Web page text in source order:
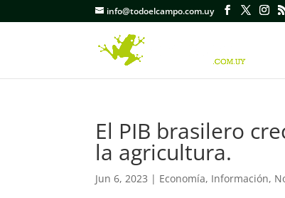
info@todoelcampo.com.uy
El PIB brasilero
la agricultura.
Jun 6, 2023 | Economía, Información,